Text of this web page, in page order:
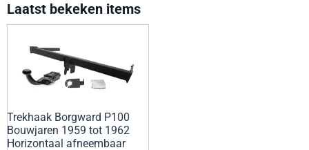
Laatst bekeken items
Trekhaak Borgward P100
Bouwjaren 1959 tot 1962
Horizontaal afneembaar